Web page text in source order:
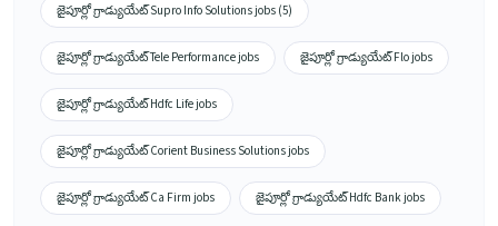
జైపూర్లో గ్రాడ్యుయేట్ Supro Info Solutions jobs (5)
జైపూర్లో గ్రాడ్యుయేట్ Tele Performance jobs జైపూర్లో గ్రాడ్యుయేట్ Flo jobs
జైపూర్లో గ్రాడ్యుయేట్ Hdfc Life jobs
జైపూర్లో గ్రాడ్యుయేట్ Corient Business Solutions jobs
జైపూర్లో గ్రాడ్యుయేట్ Ca Firm jobs జైపూర్లో గ్రాడ్యుయేట్ Hdfc Bank jobs